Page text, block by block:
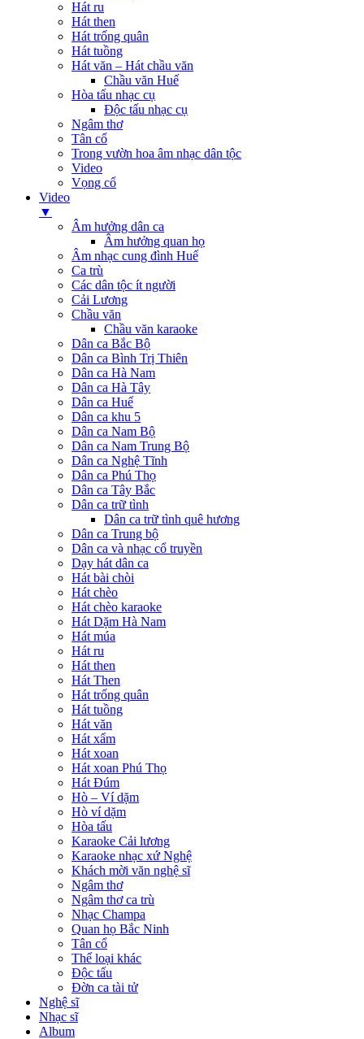
Hát ru
Hát then
Hát trống quân
Hát tuồng
Hát văn – Hát chầu văn
Chầu văn Huế
Hòa tấu nhạc cụ
Độc tấu nhạc cụ
Ngâm thơ
Tân cổ
Trong vườn hoa âm nhạc dân tộc
Video
Vọng cổ
Video
▼
Âm hưởng dân ca
Âm hưởng quan họ
Âm nhạc cung đình Huế
Ca trù
Các dân tộc ít người
Cải Lương
Chầu văn
Chầu văn karaoke
Dân ca Bắc Bộ
Dân ca Bình Trị Thiên
Dân ca Hà Nam
Dân ca Hà Tây
Dân ca Huế
Dân ca khu 5
Dân ca Nam Bộ
Dân ca Nam Trung Bộ
Dân ca Nghệ Tĩnh
Dân ca Phú Thọ
Dân ca Tây Bắc
Dân ca trữ tình
Dân ca trữ tình quê hương
Dân ca Trung bộ
Dân ca và nhạc cổ truyền
Dạy hát dân ca
Hát bài chòi
Hát chèo
Hát chèo karaoke
Hát Dặm Hà Nam
Hát múa
Hát ru
Hát then
Hát Then
Hát trống quân
Hát tuồng
Hát văn
Hát xẩm
Hát xoan
Hát xoan Phú Thọ
Hát Đúm
Hò – Ví dặm
Hò ví dặm
Hòa tấu
Karaoke Cải lương
Karaoke nhạc xứ Nghệ
Khách mời văn nghệ sĩ
Ngâm thơ
Ngâm thơ ca trù
Nhạc Champa
Quan họ Bắc Ninh
Tân cổ
Thể loại khác
Độc tấu
Đờn ca tài tử
Nghệ sĩ
Nhạc sĩ
Album